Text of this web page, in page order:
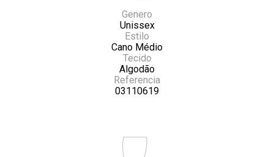
Genero
Unissex
Estilo
Cano Médio
Tecido
Algodão
Referencia
03110619